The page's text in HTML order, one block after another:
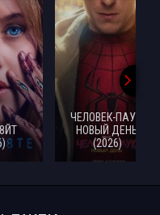
ЧЕЛОВЕК-ПАУК:
НОВЫЙ ДЕНЬ
(2026)